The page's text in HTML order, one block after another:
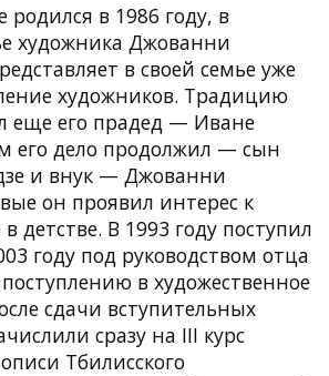
родился в 1986 году, в
художника Джованни
в своей семье уже
художников. Традицию
еще его прадед — Иване
его дело продолжил — сын
и внук — Джованни
он проявил интерес к
детстве. В 1993 году поступил
году под руководством отца
поступлению в художественное
сдачи вступительных
сразу на III курс
Тбилисского